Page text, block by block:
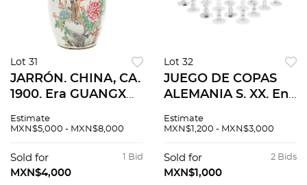
Lot 31
JARRÓN. CHINA, CA.
1900. Era GUANGXU.
esmaltada y
escena de campo y
motivos orgánicos .
Estimate
MXN$5,000 - MXN$8,000
1 Bid
Sold for
MXN$4,000
Lot 32
JUEGO DE COPAS
ALEMANIA S. XX. En
De la marca
manera de 2 esferas.
14 pzas
Estimate
MXN$1,200 - MXN$3,000
2 Bids
Sold for
MXN$1,000